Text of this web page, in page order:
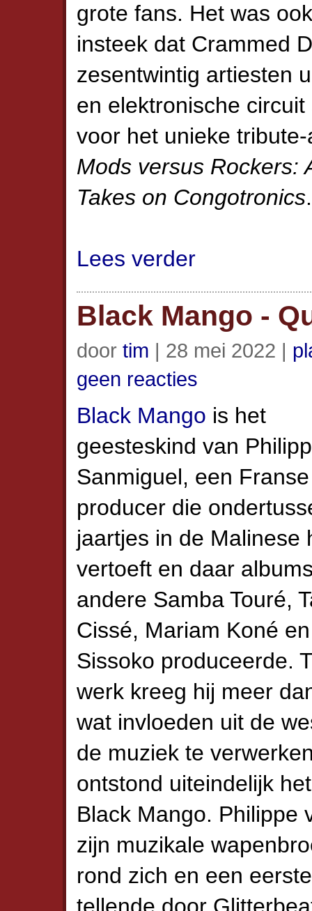
grote fans. Het was
insteek dat Crammed
zesentwintig artiesten
en elektronische
voor het unieke
Mods versus Rockers:
Takes on Congotronics.
Lees verder
Black Mango -
door tim | 28 mei 2022 |
geen reacties
Black Mango is het
geesteskind van
Sanmiguel, een Franse
producer die
jaartjes in de Malinese
vertoeft en daar
andere Samba Touré,
Cissé, Mariam Koné
Sissoko produceerde.
werk kreeg hij meer
wat invloeden uit de
de muziek te
ontstond uiteindelijk
Black Mango. Philippe
zijn muzikale
rond zich en een